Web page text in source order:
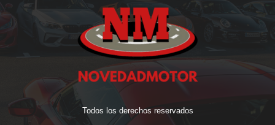
Todos los derechos reservados